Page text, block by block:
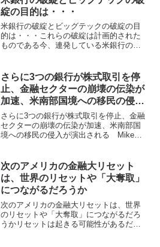
綻の目的は・・・
米銀行の破綻とビッグテックの破綻の目
的は・・・これらの破綻は計画的された
ものである今、連発している米銀行の破
以下の記事が伝えています。想定内です
が。。。グレートリセット...
さらに3つの銀行が株式取引を停
止、金融セクターの崩壊の伝染が
加速、米南部国境への移民の侵入
が演出される Mike Adams
さらに3つの銀行が株式取引を停止、金融
セクターの崩壊の伝染が加速、米南部国
境への移民の侵入が演出される Mike
Three more banks see stock...
次のアメリカの金融大リセット
は、世界のリセットや「大奪取」
につながるだろうか
次のアメリカの金融大リセットは、世界
のリセットや「大奪取」につながるだろ
うかリセットは起きる可能性があるだけ